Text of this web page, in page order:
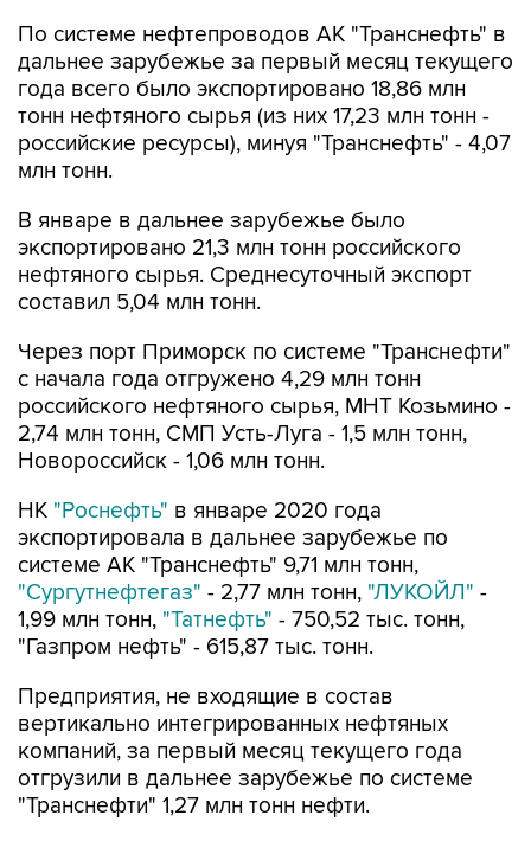
По системе нефтепроводов АК "Транснефть" в
дальнее зарубежье за первый месяц текущего
года всего было экспортировано 18,86 млн
тонн нефтяного сырья (из них 17,23 млн тонн -
российские ресурсы), минуя "Транснефть" - 4,07
млн тонн.
В январе в дальнее зарубежье было
экспортировано 21,3 млн тонн российского
нефтяного сырья. Среднесуточный экспорт
составил 5,04 млн тонн.
Через порт Приморск по системе "Транснефти"
с начала года отгружено 4,29 млн тонн
российского нефтяного сырья, МНТ Козьмино -
2,74 млн тонн, СМП Усть-Луга - 1,5 млн тонн,
Новороссийск - 1,06 млн тонн.
НК "Роснефть" в январе 2020 года
экспортировала в дальнее зарубежье по
системе АК "Транснефть" 9,71 млн тонн,
"Сургутнефтегаз" - 2,77 млн тонн, "ЛУКОЙЛ" -
1,99 млн тонн, "Татнефть" - 750,52 тыс. тонн,
"Газпром нефть" - 615,87 тыс. тонн.
Предприятия, не входящие в состав
вертикально интегрированных нефтяных
компаний, за первый месяц текущего года
отгрузили в дальнее зарубежье по системе
"Транснефти" 1,27 млн тонн нефти.